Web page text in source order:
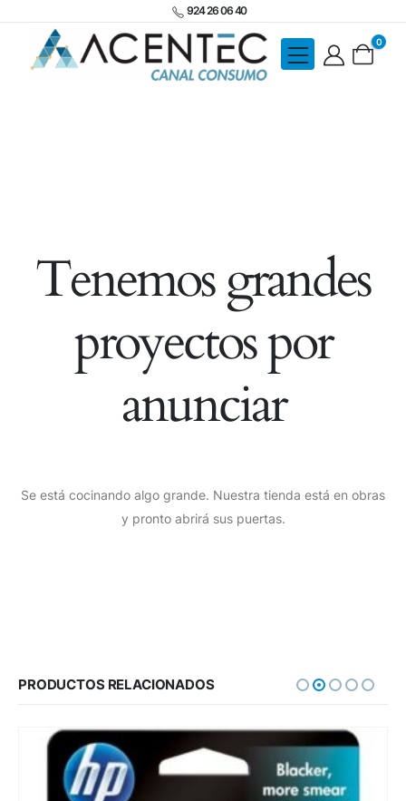
924 26 06 40
0
Tenemos grandes
proyectos por
anunciar
Se está cocinando algo grande. Nuestra tienda está en obras
y pronto abrirá sus puertas.
PRODUCTOS RELACIONADOS